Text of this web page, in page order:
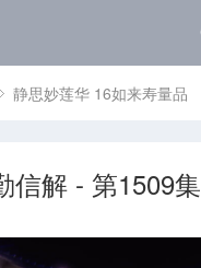
静思妙莲华 16如来寿量品
信解 - 第1509集